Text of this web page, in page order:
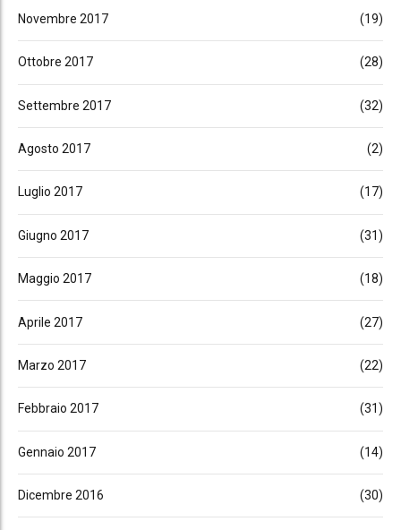
Novembre 2017 (19)
Ottobre 2017 (28)
Settembre 2017 (32)
Agosto 2017 (2)
Luglio 2017 (17)
Giugno 2017 (31)
Maggio 2017 (18)
Aprile 2017 (27)
Marzo 2017 (22)
Febbraio 2017 (31)
Gennaio 2017 (14)
Dicembre 2016 (30)